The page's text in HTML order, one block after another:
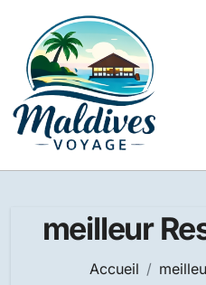
contenu
meilleur
Accueil